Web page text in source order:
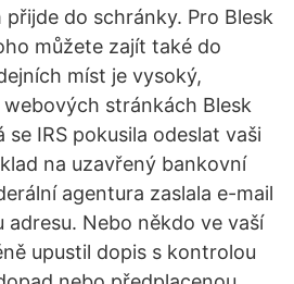
do schránky. Pro Blesk
můžete zajít také do
míst je vysoký,
stránkách Blesk
IRS pokusila odeslat vaši
na uzavřený bankovní
agentura zaslala e-mail
adresu. Nebo někdo ve vaší
upustil dopis s kontrolou